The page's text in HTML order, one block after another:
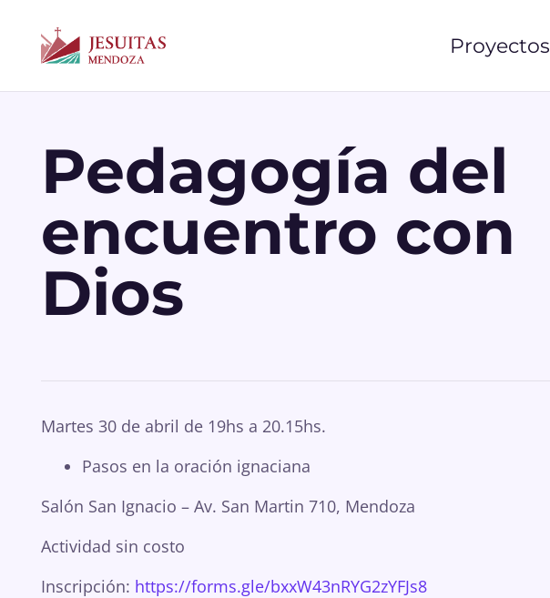
Proyectos
Pedagogía del
encuentro con
Dios
Martes 30 de abril de 19hs a 20.15hs.
Pasos en la oración ignaciana
Salón San Ignacio – Av. San Martin 710, Mendoza
Actividad sin costo
Inscripción: https://forms.gle/bxxW43nRYG2zYFJs8